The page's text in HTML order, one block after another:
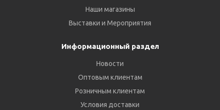
Наши магазины
Выставки и Мероприятия
Информационный раздел
Новости
Оптовым клиентам
Розничным клиентам
Условия доставки